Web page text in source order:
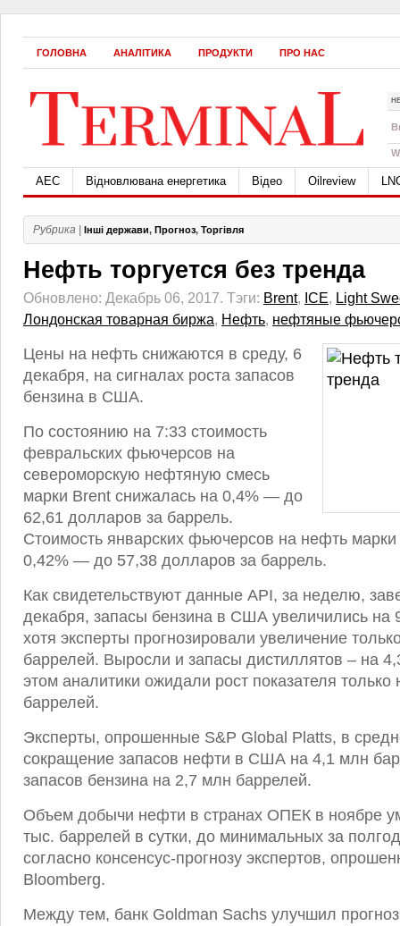
ГОЛОВНА АНАЛІТИКА ПРОДУКТИ ПРО НАС
АЕС Відновлювана енергетика Відео Oilreview
Рубрика | Інші держави, Прогноз, Торгівля
Нефть торгуется без тренда
Обновлено: Декабрь 06, 2017. Тэги: Brent, ICE, Light
Лондонская товарная биржа, Нефть, нефтяные
Цены на нефть снижаются в среду, 6
декабря, на сигналах роста запасов
бензина в США.
По состоянию на 7:33 стоимость
февральских фьючерсов на
североморскую нефтяную смесь
марки Brent снижалась на 0,4% — до
62,61 долларов за баррель.
Стоимость январских фьючерсов на нефть марки
0,42% — до 57,38 долларов за баррель.
Как свидетельствуют данные API, за неделю,
декабря, запасы бензина в США увеличились на
хотя эксперты прогнозировали увеличение
баррелей. Выросли и запасы дистиллятов – на
этом аналитики ожидали рост показателя только
баррелей.
Эксперты, опрошенные S&P Global Platts, в
сокращение запасов нефти в США на 4,1 млн
запасов бензина на 2,7 млн баррелей.
Объем добычи нефти в странах ОПЕК в ноябре
тыс. баррелей в сутки, до минимальных за
согласно консенсус-прогнозу экспертов,
Bloomberg.
Между тем, банк Goldman Sachs улучшил